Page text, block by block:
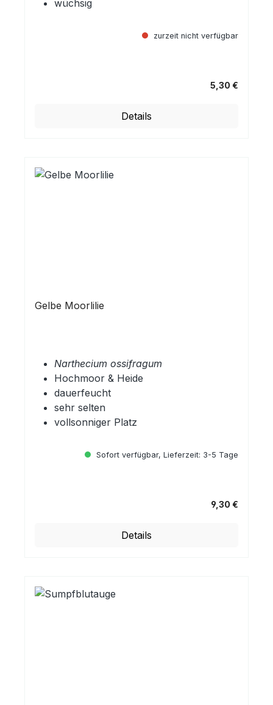
wüchsig
zurzeit nicht verfügbar
5,30 €
Details
Gelbe Moorlilie
Narthecium ossifragum
Hochmoor & Heide
dauerfeucht
sehr selten
vollsonniger Platz
Sofort verfügbar, Lieferzeit: 3-5 Tage
9,30 €
Details